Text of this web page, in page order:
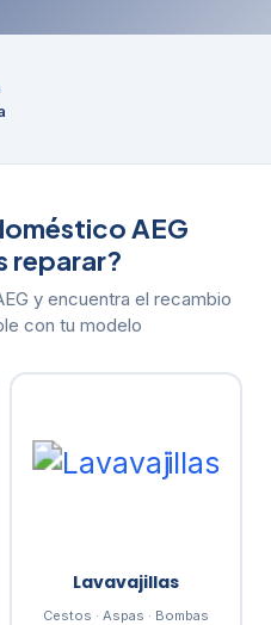
AEG
reparar?
y encuentra el recambio
con tu modelo
Lavavajillas
Cestos · Aspas · Bombas